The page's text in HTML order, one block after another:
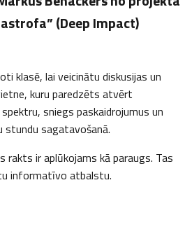
(Deep Impact)
klasē, lai veicinātu diskusijas un
kuru paredzēts atvērt
sniegs paskaidrojumus un
sagatavošanā.
ir aplūkojams kā paraugs. Tas
informatīvo atbalstu.